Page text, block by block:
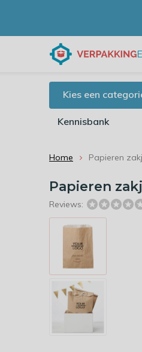
Kies een
Kennisbank
Home Papieren
Papieren
Reviews: